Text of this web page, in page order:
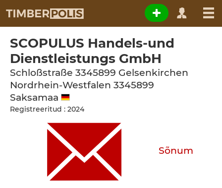
SCOPULUS Handels-und
Dienstleistungs GmbH
Schloßstraße 3345899 Gelsenkirchen
Nordrhein-Westfalen 3345899
Saksamaa
Registreeritud : 2024
Sõnum